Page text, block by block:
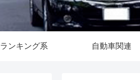
ランキング系 自動車関連